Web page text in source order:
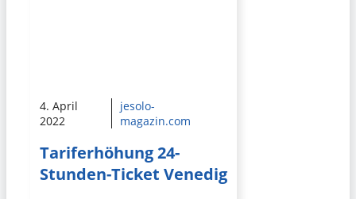
4. April
2022
jesolo-
magazin.com
Tariferhöhung 24-
Stunden-Ticket Venedig